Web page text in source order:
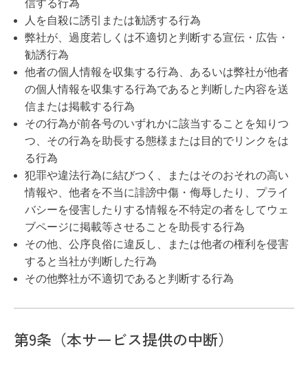
信する行為
人を自殺に誘引または勧誘する行為
弊社が、過度若しくは不適切と判断する宣伝・広告・
勧誘行為
他者の個人情報を収集する行為、あるいは弊社が他者
の個人情報を収集する行為であると判断した内容を送
信または掲載する行為
その行為が前各号のいずれかに該当することを知りつ
つ、その行為を助長する態様または目的でリンクをは
る行為
犯罪や違法行為に結びつく、またはそのおそれの高い
情報や、他者を不当に誹謗中傷・侮辱したり、プライ
バシーを侵害したりする情報を不特定の者をしてウェ
ブページに掲載等させることを助長する行為
その他、公序良俗に違反し、または他者の権利を侵害
すると当社が判断した行為
その他弊社が不適切であると判断する行為
第9条（本サービス提供の中断）